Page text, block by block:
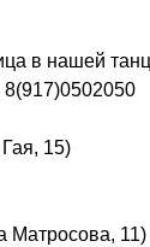
в нашей
15)
Матросова, 11)